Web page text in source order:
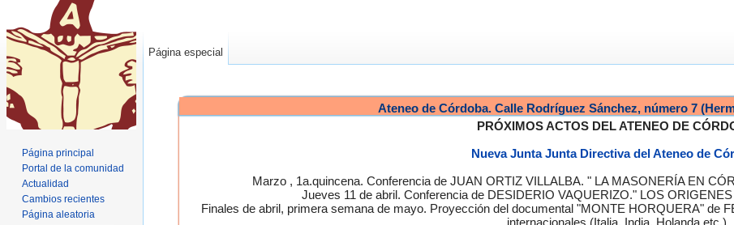
Ateneo de Córdoba. Calle Rodríguez Sánchez, número 7
PRÓXIMOS ACTOS DEL ATENEO DE
Nueva Junta Junta Directiva del Ateneo de
Marzo , 1a.quincena. Conferencia de JUAN ORTIZ VILLALBA. " LA MASONERÍA EN
Jueves 11 de abril. Conferencia de DESIDERIO VAQUERIZO." LOS
Finales de abril, primera semana de mayo. Proyección del documental "MONTE HORQUERA" de
internacionales (Italia, India, Holanda etc,)
Página especial
Página principal
Portal de la comunidad
Actualidad
Cambios recientes
Página aleatoria